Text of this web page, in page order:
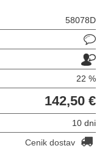
58078D
22 %
142,50 €
10 dni
Cenik dostav